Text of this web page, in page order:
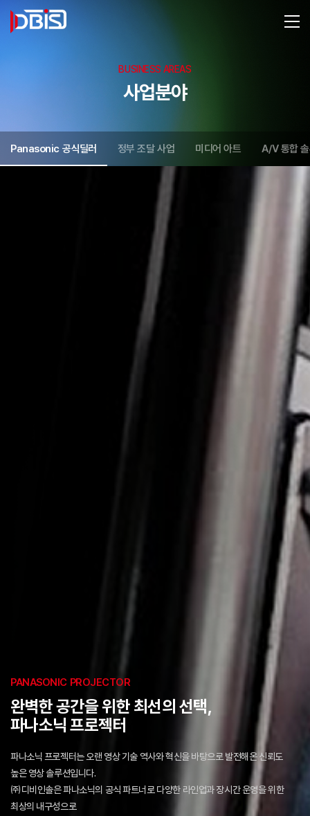
BUSINESS AREAS
사업분야
Panasonic 공식딜러 정부 조달 사업 미디어 아트 A/V 통합
PANASONIC PROJECTOR
완벽한 공간을 위한 최선의 선택,
파나소닉 프로젝터
파나소닉 프로젝터는 오랜 영상 기술 역사와 혁신을 바탕으로 발전해온 신뢰도
높은 영상 솔루션입니다.
㈜디비인솔은 파나소닉의 공식 파트너로 다양한 라인업과 장시간 운영을 위한
최상의 내구성으로